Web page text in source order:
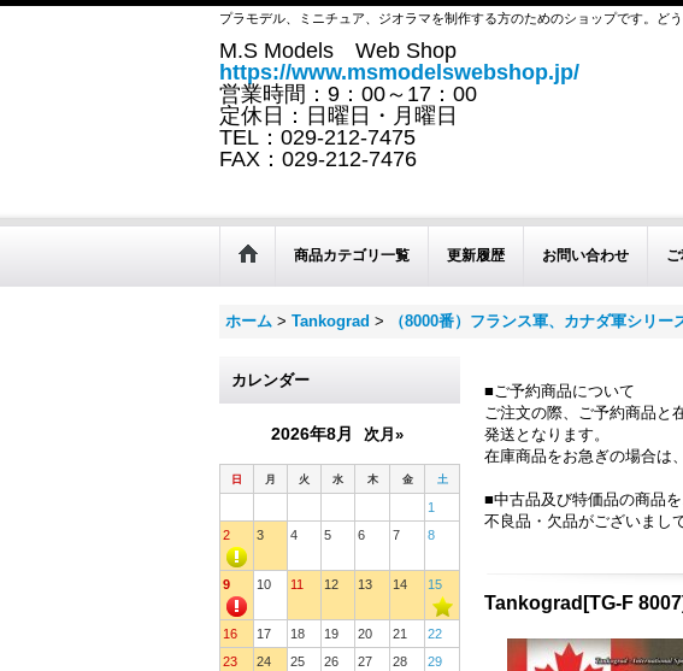
プラモデル、ミニチュア、ジオラマを制作する方のためのショップです。ど
M.S Models Web Shop
https://www.msmodelswebshop.jp/
営業時間：9：00～17：00
定休日：日曜日・月曜日
TEL：029-212-7475
FAX：029-212-7476
商品カテゴリ一覧 更新履歴 お問い合わせ
ホーム > Tankograd > （8000番）フランス軍、カナダ軍シリー
カレンダー
2026年8月 次月»
日 月 火 水 木 金 土
1
2
3 4 5 6 7 8
9 10 11 12 13 14 15
16 17 18 19 20 21
22
23
24 25 26 27 28 29
■ご予約商品について
ご注文の際、ご予約商品と
発送となります。
在庫商品をお急ぎの場合は
■中古品及び特価品の商品
不良品・欠品がございまし
Tankograd[TG-F